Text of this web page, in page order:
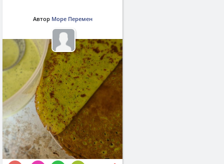
Автор Море Перемен